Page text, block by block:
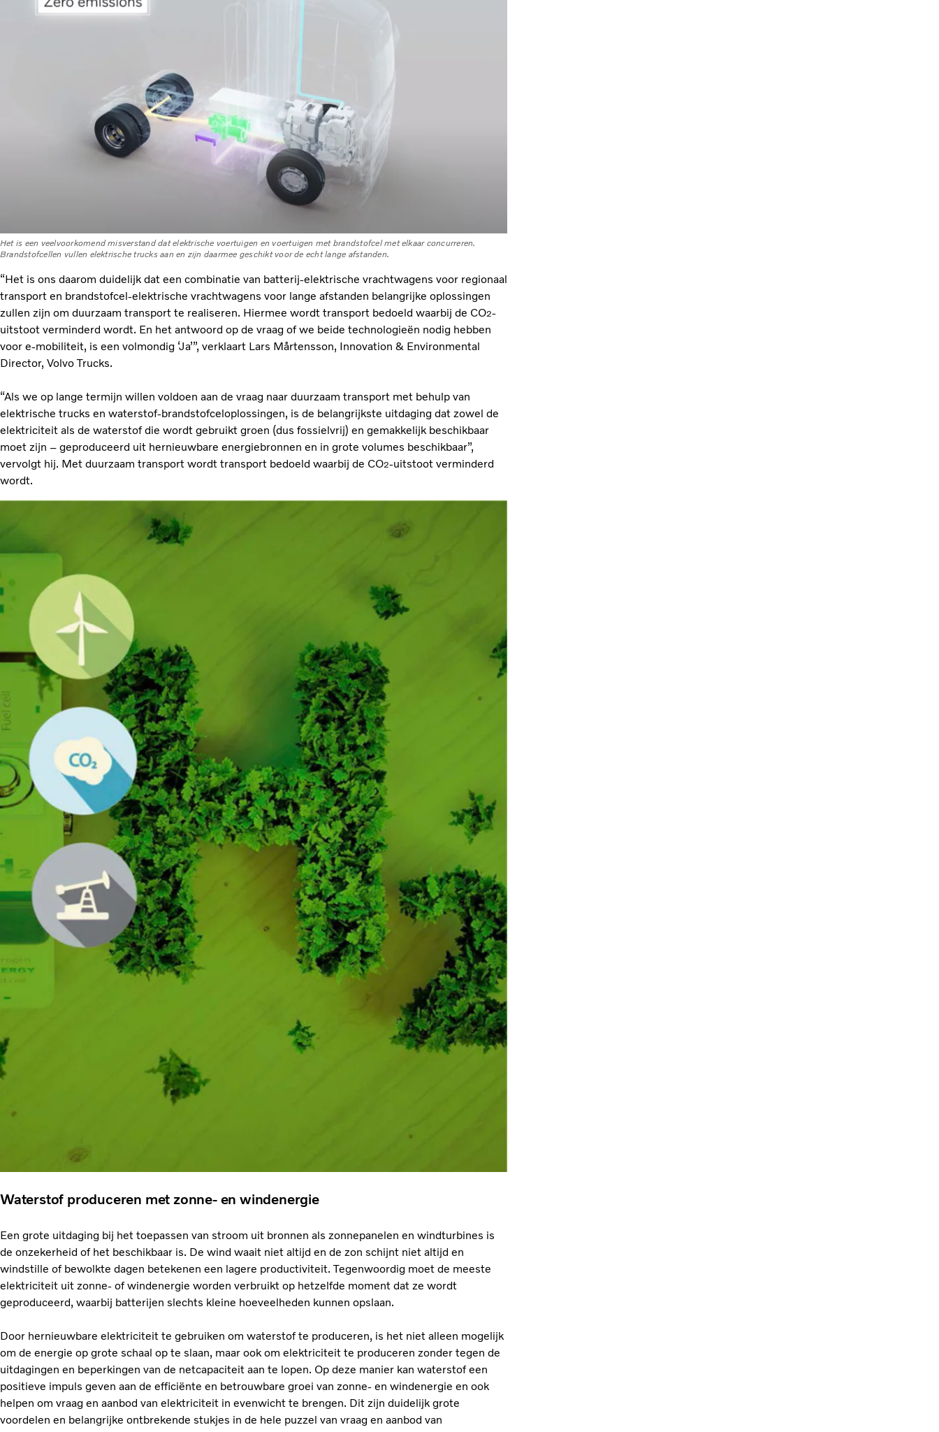
Het is een veelvoorkomend misverstand dat elektrische voertuigen en voertuigen met brandstofcel met elkaar concurreren.
Brandstofcellen vullen elektrische trucks aan en zijn daarmee geschikt voor de echt lange afstanden.
“Het is ons daarom duidelijk dat een combinatie van batterij-elektrische vrachtwagens voor regionaal
transport en brandstofcel-elektrische vrachtwagens voor lange afstanden belangrijke oplossingen
zullen zijn om duurzaam transport te realiseren. Hiermee wordt transport bedoeld waarbij de CO2-
uitstoot verminderd wordt. En het antwoord op de vraag of we beide technologieën nodig hebben
voor e-mobiliteit, is een volmondig ‘Ja’”, verklaart Lars Mårtensson, Innovation & Environmental
Director, Volvo Trucks.
“Als we op lange termijn willen voldoen aan de vraag naar duurzaam transport met behulp van
elektrische trucks en waterstof-brandstofceloplossingen, is de belangrijkste uitdaging dat zowel de
elektriciteit als de waterstof die wordt gebruikt groen (dus fossielvrij) en gemakkelijk beschikbaar
moet zijn – geproduceerd uit hernieuwbare energiebronnen en in grote volumes beschikbaar”,
vervolgt hij. Met duurzaam transport wordt transport bedoeld waarbij de CO2-uitstoot verminderd
wordt.
Waterstof produceren met zonne- en windenergie
Een grote uitdaging bij het toepassen van stroom uit bronnen als zonnepanelen en windturbines is
de onzekerheid of het beschikbaar is. De wind waait niet altijd en de zon schijnt niet altijd en
windstille of bewolkte dagen betekenen een lagere productiviteit. Tegenwoordig moet de meeste
elektriciteit uit zonne- of windenergie worden verbruikt op hetzelfde moment dat ze wordt
geproduceerd, waarbij batterijen slechts kleine hoeveelheden kunnen opslaan.
Door hernieuwbare elektriciteit te gebruiken om waterstof te produceren, is het niet alleen mogelijk
om de energie op grote schaal op te slaan, maar ook om elektriciteit te produceren zonder tegen de
uitdagingen en beperkingen van de netcapaciteit aan te lopen. Op deze manier kan waterstof een
positieve impuls geven aan de efficiënte en betrouwbare groei van zonne- en windenergie en ook
helpen om vraag en aanbod van elektriciteit in evenwicht te brengen. Dit zijn duidelijk grote
voordelen en belangrijke ontbrekende stukjes in de hele puzzel van vraag en aanbod van